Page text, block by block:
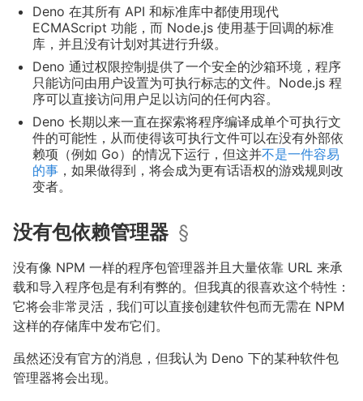
Deno 在其所有 API 和标准库中都使用现代
ECMAScript 功能，而 Node.js 使用基于回调的标准
库，并且没有计划对其进行升级。
Deno 通过权限控制提供了一个安全的沙箱环境，程序
只能访问由用户设置为可执行标志的文件。Node.js 程
序可以直接访问用户足以访问的任何内容。
Deno 长期以来一直在探索将程序编译成单个可执行文
件的可能性，从而使得该可执行文件可以在没有外部依
赖项（例如 Go）的情况下运行，但这并不是一件容易
的事 ，如果做得到，将会成为更有话语权的游戏规则改
变者。
没有包依赖管理器 §
没有像 NPM 一样的程序包管理器并且大量依靠 URL 来承
载和导入程序包是有利有弊的。但我真的很喜欢这个特性：
它将会非常灵活，我们可以直接创建软件包而无需在 NPM
这样的存储库中发布它们。
虽然还没有官方的消息，但我认为 Deno 下的某种软件包
管理器将会出现。